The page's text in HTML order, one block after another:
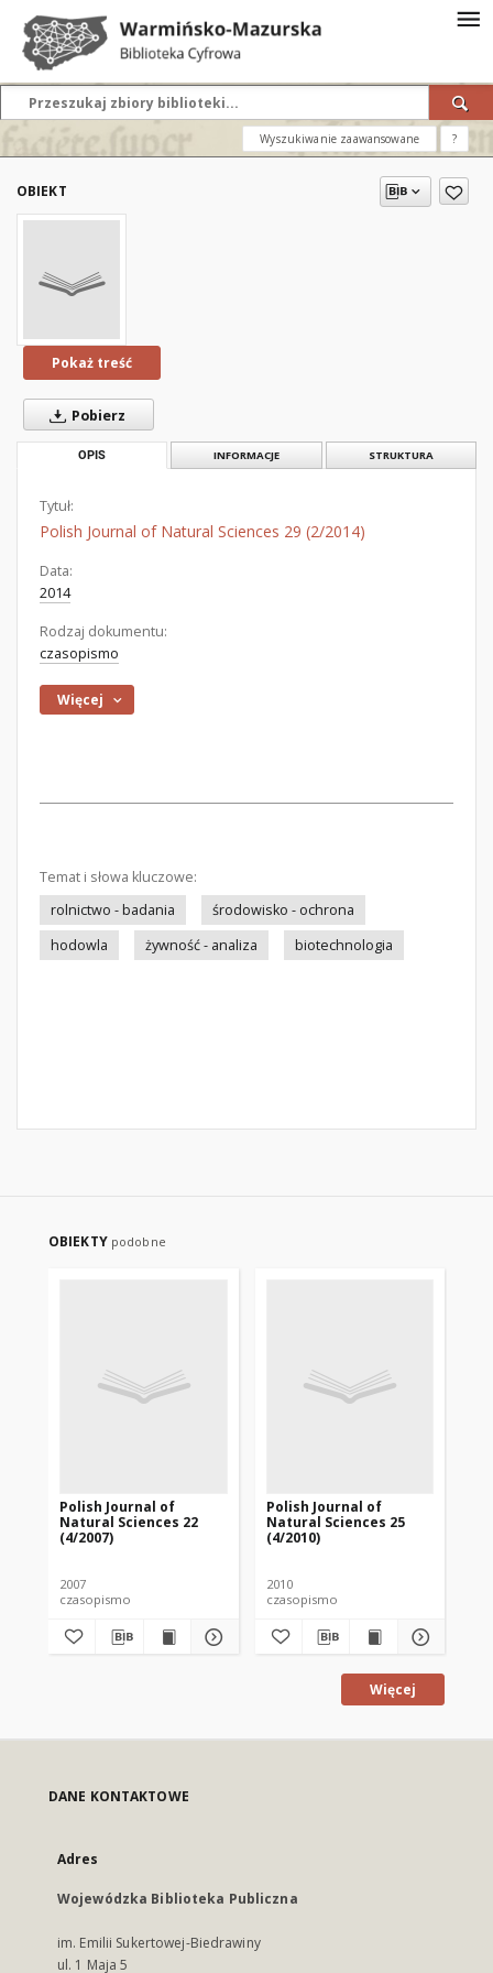
Wyszukiwanie zaawansowane ?
OBIEKT
Pokaż treść
Pobierz
OPIS INFORMACJE STRUKTURA
Tytuł:
Polish Journal of Natural Sciences 29 (2/2014)
Data:
2014
Rodzaj dokumentu:
czasopismo
Więcej
Temat i słowa kluczowe:
rolnictwo - badania
środowisko - ochrona
hodowla
żywność - analiza biotechnologia
OBIEKTY podobne
Polish Journal of
Natural Sciences 22
(4/2007)
2007
czasopismo
Polish Journal of
Natural Sciences 25
(4/2010)
2010
czasopismo
Więcej
DANE KONTAKTOWE
Adres
Wojewódzka Biblioteka Publiczna
im. Emilii Sukertowej-Biedrawiny
ul. 1 Maja 5